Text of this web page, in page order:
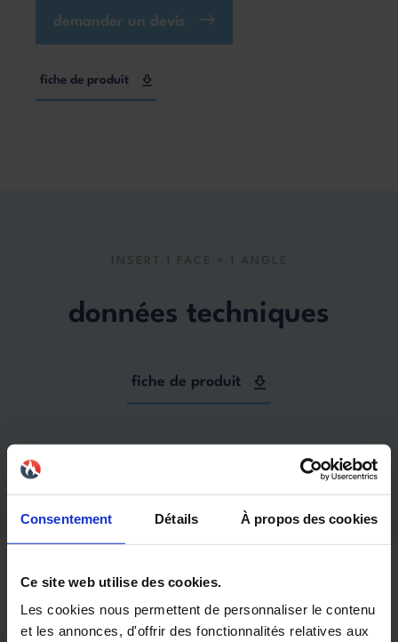
Consentement Détails À propos des cookies
Ce site web utilise des cookies.
Les cookies nous permettent de personnaliser le contenu
et les annonces, d'offrir des fonctionnalités relatives aux
demander un devis
fiche de produit
données techniques
fiche de produit